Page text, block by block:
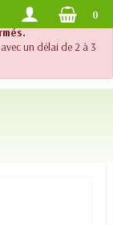
téléphonique
un délai de 2 à 3
DES 120.- 0